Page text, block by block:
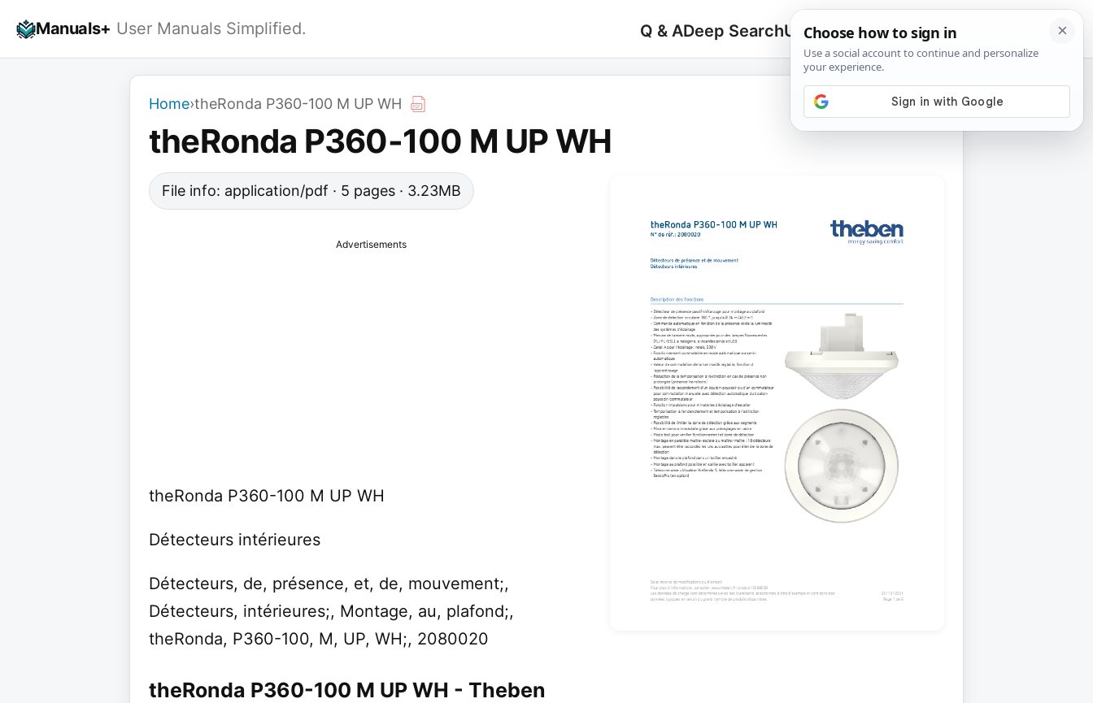
Manuals+ User Manuals Simplified. Q & ADeep SearchUpload
Search
for:
🔍
Home›theRonda P360-100 M UP WH
theRonda P360-100 M UP WH
File info: application/pdf · 5 pages · 3.23MB
Advertisements
theRonda P360-100 M UP WH
Détecteurs intérieures
Détecteurs, de, présence, et, de, mouvement;,
Détecteurs, intérieures;, Montage, au, plafond;,
theRonda, P360-100, M, UP, WH;, 2080020
theRonda P360-100 M UP WH - Theben